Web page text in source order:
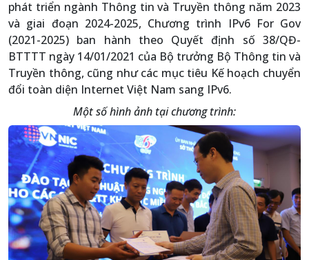
phát triển ngành Thông tin và Truyền thông năm 2023
và giai đoạn 2024-2025, Chương trình IPv6 For Gov
(2021-2025) ban hành theo Quyết định số 38/QĐ-
BTTTT ngày 14/01/2021 của Bộ trưởng Bộ Thông tin và
Truyền thông, cũng như các mục tiêu Kế hoạch chuyển
đổi toàn diện Internet Việt Nam sang IPv6.
Một số hình ảnh tại chương trình: